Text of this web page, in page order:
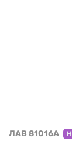
ЛАВ 81016A